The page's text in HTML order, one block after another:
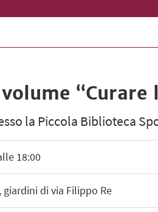
la Piccola Biblioteca
18:00
di via Filippo Re